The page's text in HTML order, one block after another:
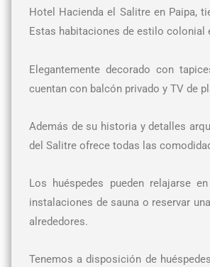
Hotel Hacienda el Salitre en Paipa,
Estas habitaciones de estilo colonial
Elegantemente decorado con
cuentan con balcón privado y TV de
Además de su historia y detalles
del Salitre ofrece todas las
Los huéspedes pueden relajarse
instalaciones de sauna o reservar
alrededores.
Tenemos a disposición de